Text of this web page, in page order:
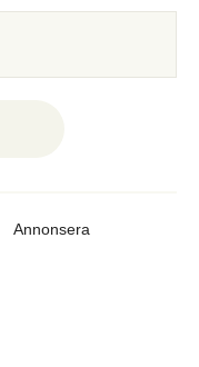
Annonsera